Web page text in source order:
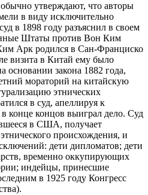
утверждают, что авторы
в виду исключительно
в 1898 году разъяснил в своем
Штаты против Вон Ким
Арк родился в Сан-Франциско
визита в Китай ему было
основании закона 1882 года,
мораторий на китайскую
этнических
в суд, апеллируя к
конце концов выиграл дело. Суд
в США, получает
происхождения, и
дети дипломатов; дети
временно оккупирующих
индейцы, принесшие
в 1925 году Конгресс